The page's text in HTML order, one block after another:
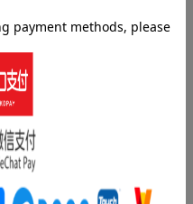
／第１章 「人を見る目」
捉える／第３章 相手の本
を見る達人となるために／
第６章 人を選ぶ現場で今
力」がもたらす究極の喜び
ベースより）